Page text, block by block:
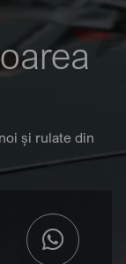
și rulate din